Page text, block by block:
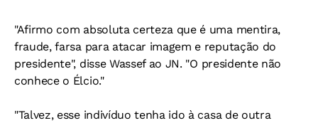
"Afirmo com absoluta certeza que é uma mentira,
fraude, farsa para atacar imagem e reputação do
presidente", disse Wassef ao JN. "O presidente não
conhece o Élcio."
"Talvez, esse indivíduo tenha ido à casa de outra